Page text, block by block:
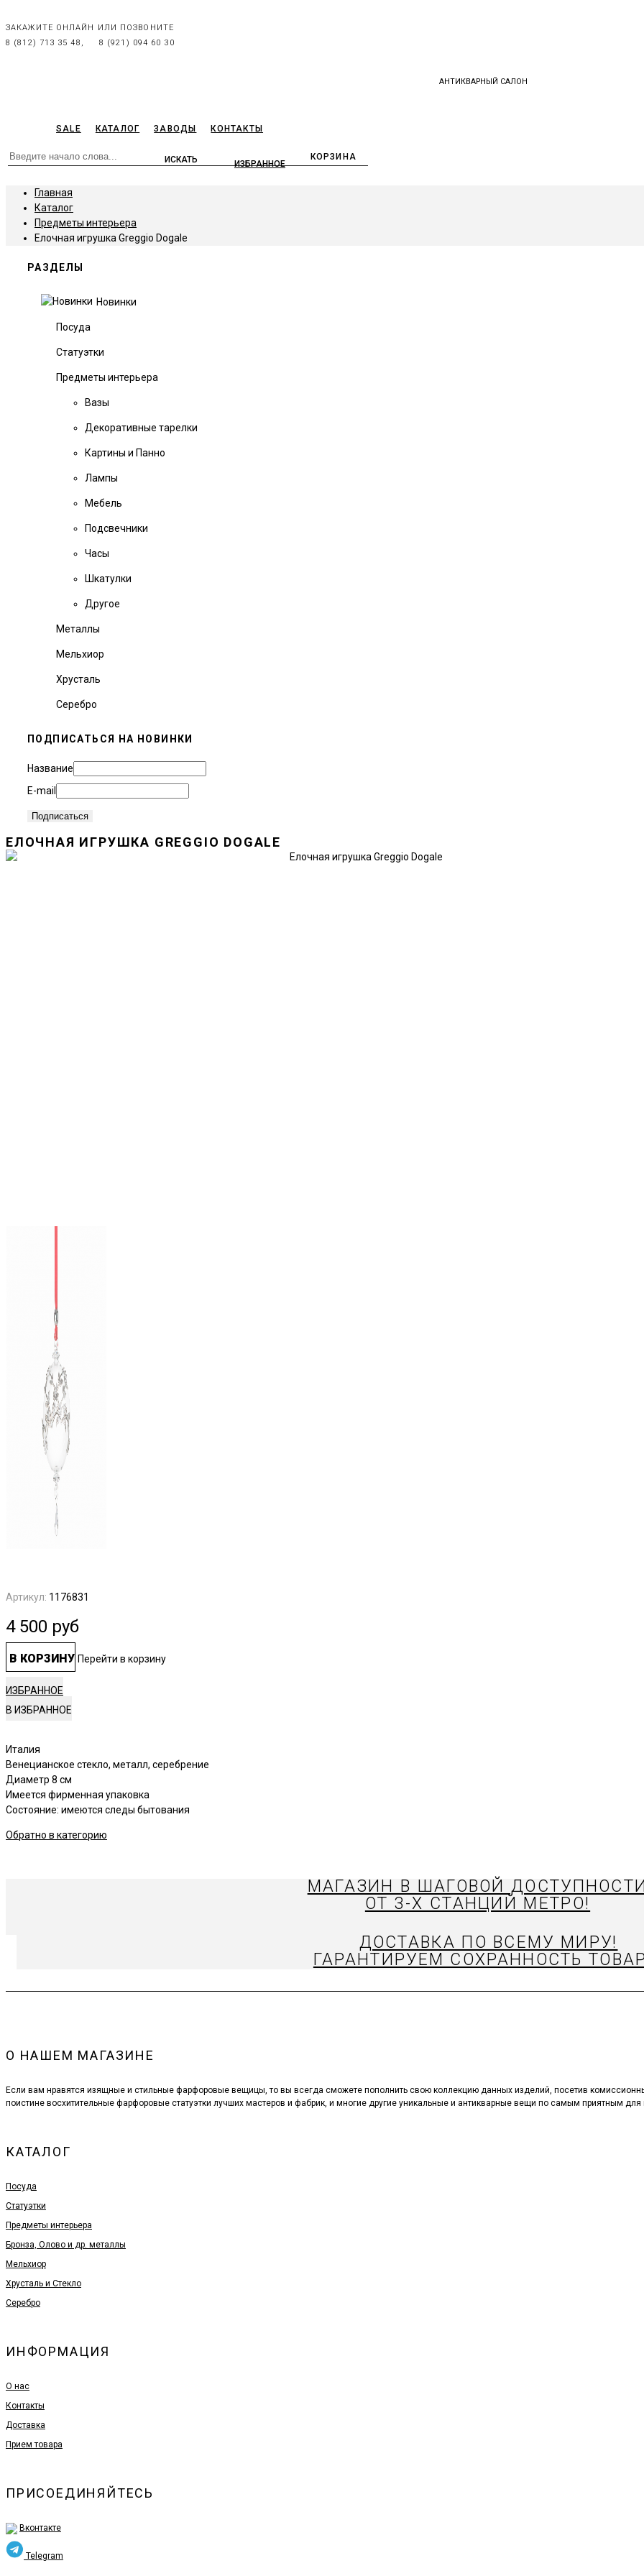
ЗАКАЖИТЕ ОНЛАЙН ИЛИ ПОЗВОНИТЕ
8 (812) 713 35 48,
8 (921) 094 60 30
АНТИКВАРНЫЙ САЛОН
SALE КАТАЛОГ ЗАВОДЫ КОНТАКТЫ
ИЗБРАННОЕ
КОРЗИНА
Главная
Каталог
Предметы интерьера
Елочная игрушка Greggio Dogale
РАЗДЕЛЫ
Новинки
Посуда
Статуэтки
Предметы интерьера
Вазы
Декоративные тарелки
Картины и Панно
Лампы
Мебель
Подсвечники
Часы
Шкатулки
Другое
Металлы
Мельхиор
Хрусталь
Серебро
ПОДПИСАТЬСЯ НА НОВИНКИ
Название
E-mail
ЕЛОЧНАЯ ИГРУШКА GREGGIO DOGALE
Артикул: 1176831
4 500 руб
В КОРЗИНУ Перейти в корзину
ИЗБРАННОЕ
Италия
Венецианское стекло, металл, серебрение
Диаметр 8 см
Имеется фирменная упаковка
Состояние: имеются следы бытования
Обратно в категорию
МАГАЗИН В ШАГОВОЙ
ОТ 3-Х СТАНЦИЙ МЕТРО!
ДОСТАВКА ПО ВСЕМУ МИРУ!
ГАРАНТИРУЕМ СОХРАННОСТЬ
О НАШЕМ МАГАЗИНЕ
Если вам нравятся изящные и стильные фарфоровые вещицы, то вы всегда сможете пополнить свою коллекцию данных изделий, посетив
поистине восхитительные фарфоровые статуэтки лучших мастеров и фабрик, и многие другие уникальные и антикварные вещи по самым приятным
КАТАЛОГ
Посуда
Статуэтки
Предметы интерьера
Бронза, Олово и др. металлы
Мельхиор
Хрусталь и Стекло
Серебро
ИНФОРМАЦИЯ
О нас
Контакты
Доставка
Прием товара
ПРИСОЕДИНЯЙТЕСЬ
Вконтакте
Telegram